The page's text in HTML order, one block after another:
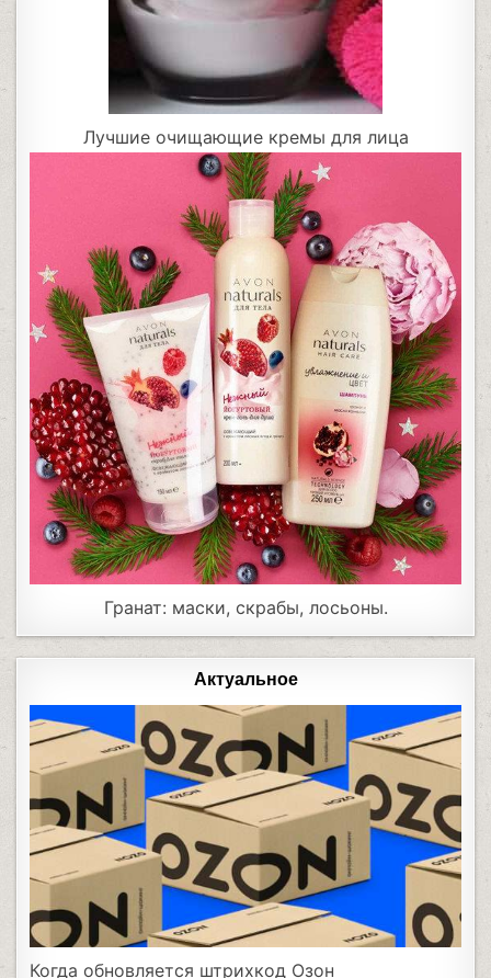
Лучшие очищающие кремы для лица
Гранат: маски, скрабы, лосьоны.
Актуальное
Когда обновляется штрихкод Озон